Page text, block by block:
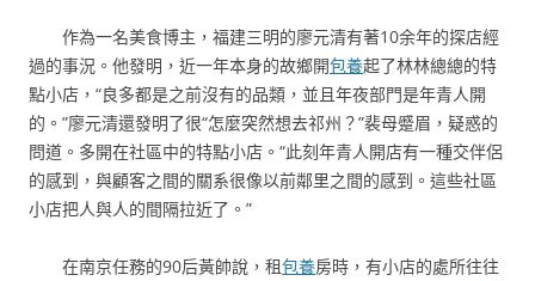
作為一名美食博主，福建三明的廖元清有著10余年的探店經
過的事況。他發明，近一年本身的故鄉開包養起了林林總總的特
點小店，“良多都是之前沒有的品類，並且年夜部門是年青人開
的。”廖元清還發明了很“怎麼突然想去祁州？”裴母蹙眉，疑惑的
問道。多開在社區中的特點小店。“此刻年青人開店有一種交伴侶
的感到，與顧客之間的關系很像以前鄰里之間的感到。這些社區
小店把人與人的間隔拉近了。”
在南京任務的90后黃帥說，租包養房時，有小店的處所往往